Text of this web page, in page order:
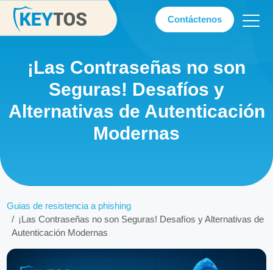
Contáctenos
¡Las Contraseñas no son
Seguras! Desafíos y
Alternativas de Autenticación
Modernas
Guias de resistencia a phishing
¡Las Contraseñas no son Seguras! Desafíos y Alternativas de
Autenticación Modernas